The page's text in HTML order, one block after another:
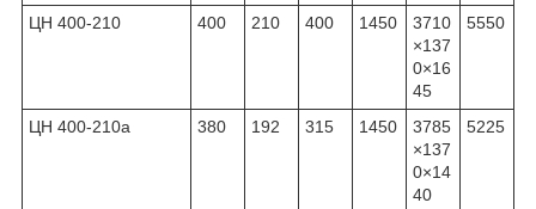
ЦН 400-210 400 210 400 1450
3710
×137
0×16
45
5550
ЦН 400-210а 380 192 315 1450
3785
×137
0×14
40
5225